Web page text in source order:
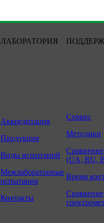
ЛАБОРАТОРИЯ
Аккредитация
Продукция
Виды испытаний
Межлабораторные
испытания
Контакты
Сервис
Методики
(UA, RU,
Время
Сравнение